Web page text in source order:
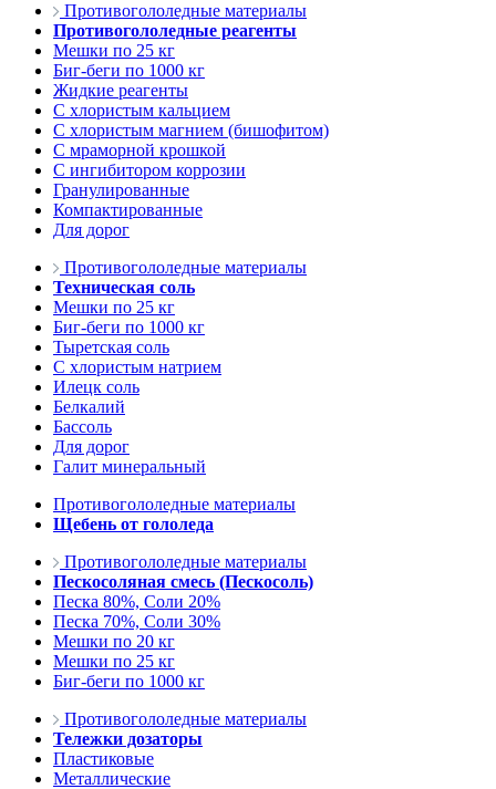
Противогололедные материалы
Противогололедные реагенты
Мешки по 25 кг
Биг-беги по 1000 кг
Жидкие реагенты
С хлористым кальцием
С хлористым магнием (бишофитом)
С мраморной крошкой
С ингибитором коррозии
Гранулированные
Компактированные
Для дорог
Противогололедные материалы
Техническая соль
Мешки по 25 кг
Биг-беги по 1000 кг
Тыретская соль
С хлористым натрием
Илецк соль
Белкалий
Бассоль
Для дорог
Галит минеральный
Противогололедные материалы
Щебень от гололеда
Противогололедные материалы
Пескосоляная смесь (Пескосоль)
Песка 80%, Соли 20%
Песка 70%, Соли 30%
Мешки по 20 кг
Мешки по 25 кг
Биг-беги по 1000 кг
Противогололедные материалы
Тележки дозаторы
Пластиковые
Металлические